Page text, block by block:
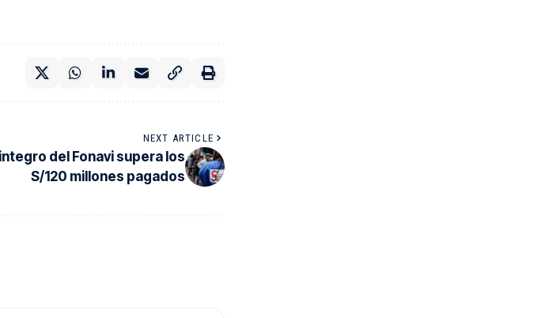
NEXT ARTICLE
del Fonavi supera los
S/120 millones pagados